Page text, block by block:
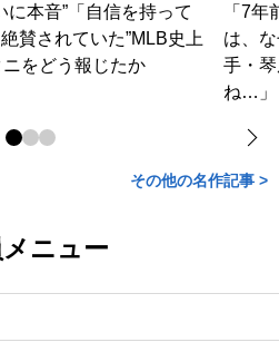
に本音”「自信を持って
賛されていた”MLB史上
をどう報じたか
「7
は、
手・
ね…」
その他の名作記事 >
ニュー